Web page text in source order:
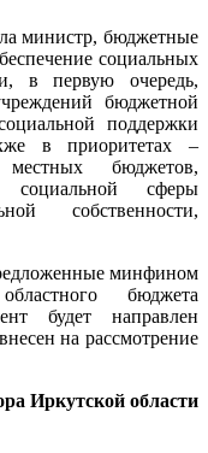
министр, бюджетные
социальных
в первую очередь,
бюджетной
поддержки
в приоритетах –
местных бюджетов,
социальной сферы
собственности,
минфином
бюджета
будет направлен
на рассмотрение
Иркутской области